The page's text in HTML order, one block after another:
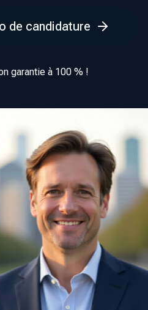
de candidature
garantie à 100 % !